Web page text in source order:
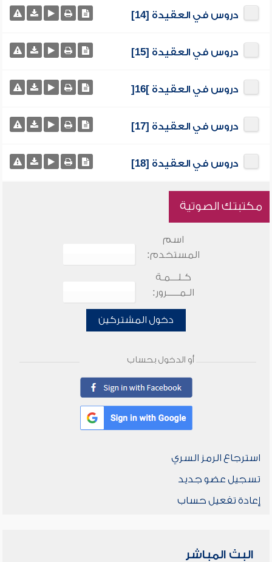
دروس في العقيدة [14]
دروس في العقيدة [15]
دروس في العقيدة ]16[
دروس في العقيدة [17]
دروس في العقيدة [18]
مكتبتك الصوتية
اسم
المستخدم:
كـلـــمـة
الـمـــــرور:
دخول المشتركين
أو الدخول بحساب
استرجاع الرمز السري
تسجيل عضو جديد
إعادة تفعيل حساب
البث المباشر